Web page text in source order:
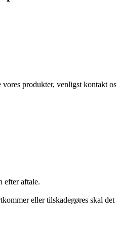
vores produkter, venligst kontakt
efter aftale.
eller tilskadegøres skal